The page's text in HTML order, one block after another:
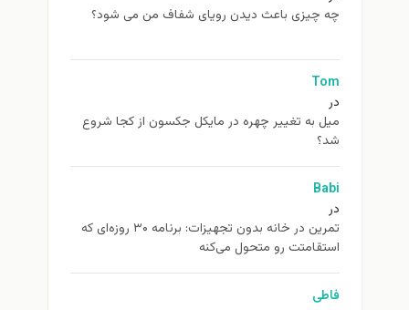
چه چیزی باعث دیدن رویای شفاف من می شود؟
Tom
در
ميل به تغيير چهره در مایکل جکسون از كجا شروع
شد؟
Babi
در
تمرین در خانه بدون تجهیزات: برنامه ۳۰ روزه‌ای که
استقامتت رو متحول می‌کنه
فاطی